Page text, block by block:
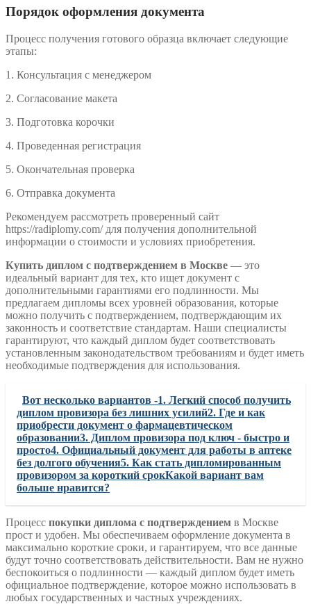
Порядок оформления документа
Процесс получения готового образца включает следующие
этапы:
1. Консультация с менеджером
2. Согласование макета
3. Подготовка корочки
4. Проведенная регистрация
5. Окончательная проверка
6. Отправка документа
Рекомендуем рассмотреть проверенный сайт
https://radiplomy.com/ для получения дополнительной
информации о стоимости и условиях приобретения.
Купить диплом с подтверждением в Москве — это
идеальный вариант для тех, кто ищет документ с
дополнительными гарантиями его подлинности. Мы
предлагаем дипломы всех уровней образования, которые
можно получить с подтверждением, подтверждающим их
законность и соответствие стандартам. Наши специалисты
гарантируют, что каждый диплом будет соответствовать
установленным законодательством требованиям и будет иметь
необходимые подтверждения для использования.
Вот несколько вариантов -1. Легкий способ получить
диплом провизора без лишних усилий2. Где и как
приобрести документ о фармацевтическом
образовании3. Диплом провизора под ключ - быстро и
просто4. Официальный документ для работы в аптеке
без долгого обучения5. Как стать дипломированным
провизором за короткий срокКакой вариант вам
больше нравится?
Процесс покупки диплома с подтверждением в Москве
прост и удобен. Мы обеспечиваем оформление документа в
максимально короткие сроки, и гарантируем, что все данные
будут точно соответствовать действительности. Вам не нужно
беспокоиться о подлинности — каждый диплом будет иметь
официальное подтверждение, которое можно использовать в
любых государственных и частных учреждениях.